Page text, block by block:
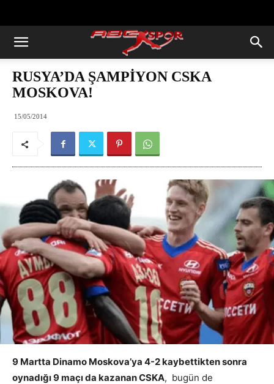
RUSYA’DA ŞAMPİYON CSKA
MOSKOVA!
15/05/2014
9 Martta Dinamo Moskova’ya 4-2 kaybettikten sonra
oynadığı 9 maçı da kazanan CSKA, bugün de